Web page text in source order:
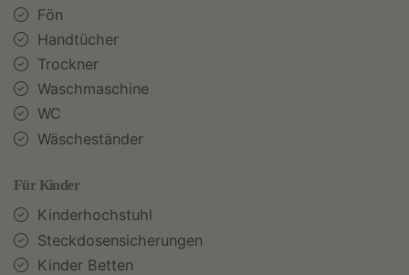
Fön
Handtücher
Trockner
Waschmaschine
WC
Wäscheständer
Für Kinder
Kinderhochstuhl
Steckdosensicherungen
Kinder Betten